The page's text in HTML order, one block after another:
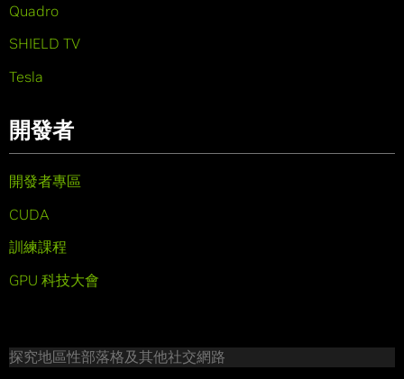
Quadro
SHIELD TV
Tesla
開發者
開發者專區
CUDA
訓練課程
GPU 科技大會
探究地區性部落格及其他社交網路